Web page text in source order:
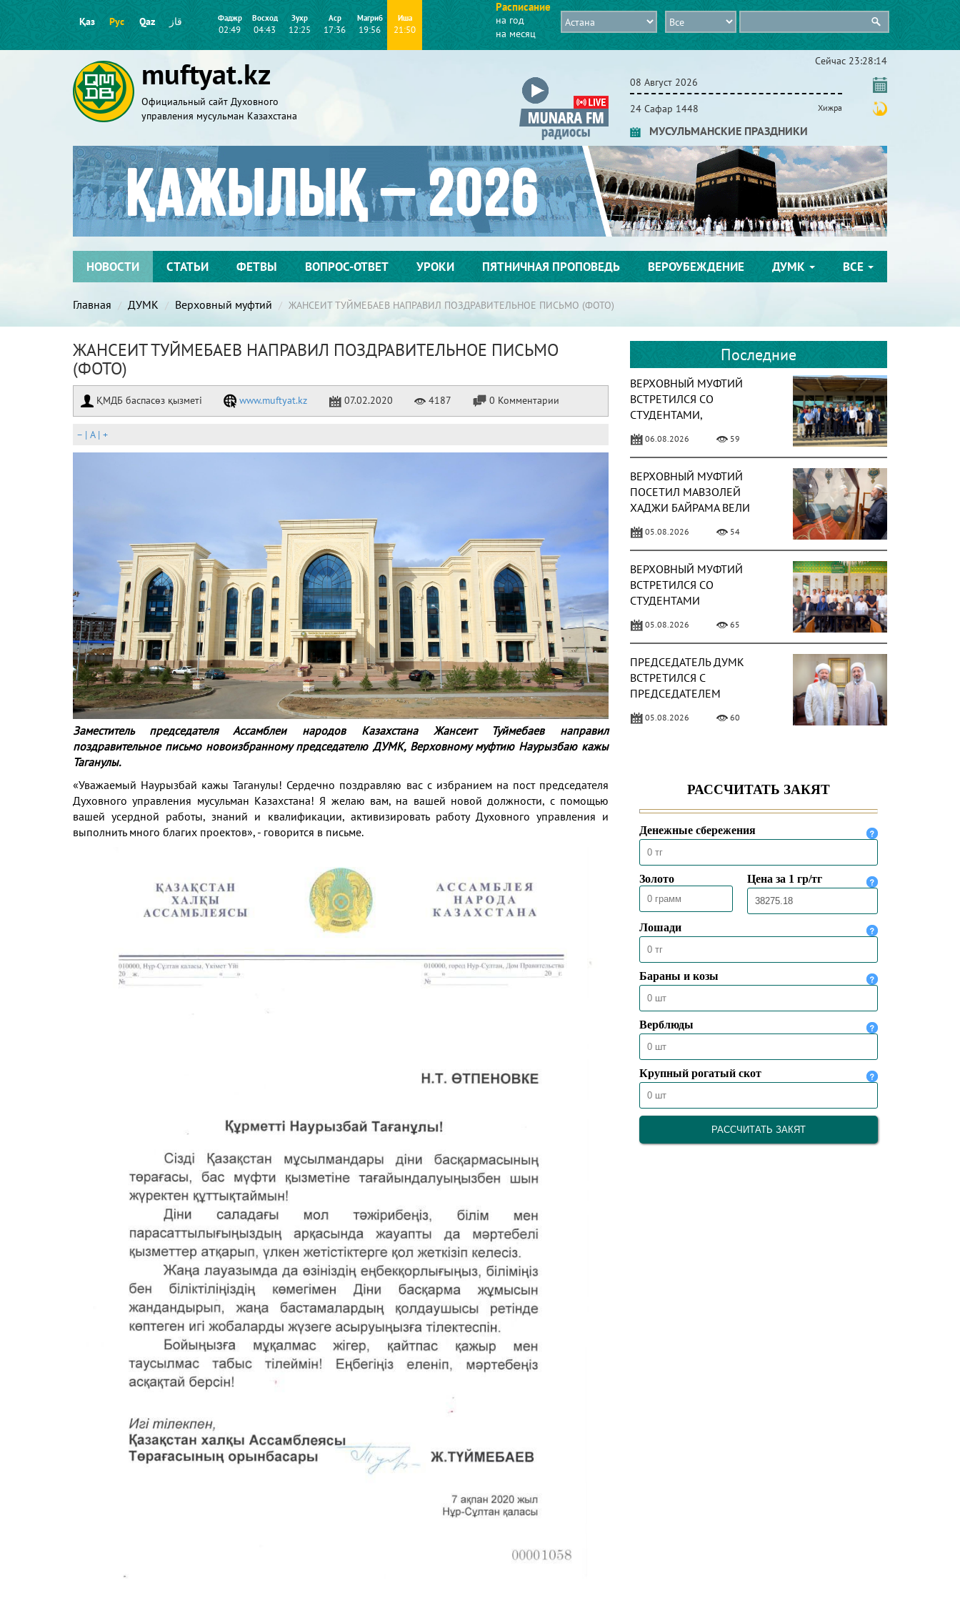
Қаз Рус Qaz قاز Фаджр
02:49
Восход
04:43
Зухр
12:25
Аср
17:36
Магриб
19:56
Иша
21:50
Расписание
на год
на месяц
muftyat.kz
Официальный сайт Духовного
управления мусульман Казахстана
Сейчас 23:28:15
08 Август 2026
24 Сафар 1448 Хижра
МУСУЛЬМАНСКИЕ ПРАЗДНИКИ
НОВОСТИ СТАТЬИ ФЕТВЫ ВОПРОС-ОТВЕТ УРОКИ ПЯТНИЧНАЯ ПРОПОВЕДЬ ВЕРОУБЕЖДЕНИЕ ДУМК ВСЕ
Главная ДУМК Верховный муфтий ЖАНСЕИТ ТУЙМЕБАЕВ НАПРАВИЛ ПОЗДРАВИТЕЛЬНОЕ ПИСЬМО (ФОТО)
ЖАНСЕИТ ТУЙМЕБАЕВ НАПРАВИЛ ПОЗДРАВИТЕЛЬНОЕ ПИСЬМО
(ФОТО)
ҚМДБ баспасөз қызметі www.muftyat.kz 07.02.2020 4187 0 Комментарии
– | A| +
Заместитель председателя Ассамблеи народов Казахстана Жансеит Туймебаев направил
поздравительное письмо новоизбранному председателю ДУМК, Верховному муфтию Наурызбаю кажы
Таганулы.
«Уважаемый Наурызбай кажы Таганулы! Сердечно поздравляю вас с избранием на пост председателя
Духовного управления мусульман Казахстана! Я желаю вам, на вашей новой должности, с помощью
вашей усердной работы, знаний и квалификации, активизировать работу Духовного управления и
выполнить много благих проектов», - говорится в письме.
Последние
ВЕРХОВНЫЙ МУФТИЙ
ВСТРЕТИЛСЯ СО
СТУДЕНТАМИ,
ТУРЦИИ
06.08.2026 59
ВЕРХОВНЫЙ МУФТИЙ
ПОСЕТИЛ МАВЗОЛЕЙ
ХАДЖИ БАЙРАМА ВЕЛИ
05.08.2026 54
ВЕРХОВНЫЙ МУФТИЙ
ВСТРЕТИЛСЯ СО
СТУДЕНТАМИ
05.08.2026 65
ПРЕДСЕДАТЕЛЬ ДУМК
ВСТРЕТИЛСЯ С
ПРЕДСЕДАТЕЛЕМ
РЕЛИГИИ ТУРЦИИ
05.08.2026 60
ЧРЕЗВЫЧАЙНЫМ И
КАЗАХСТАНА В ТУРЦИИ
04.08.2026 78
ПРЕДСЕДАТЕЛЬ ДУМК
ВЫСТУПИЛ С ПЯТНИЧНОЙ
ПРОПОВЕДЬЮ В МЕЧЕТИ
«НҰРСҰЛТАН»
31.07.2026